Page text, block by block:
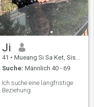
Ji
41 • Mueang Si Sa Ket, Sisaket, Thailand
Suche: Männlich 40 - 69
Ich suche eine langfristige
Beziehung.